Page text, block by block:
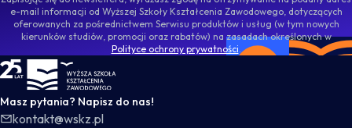
e-mail informacji od Wyższej Szkoły Kształcenia Zawodowego, dotyczących
oferowanych za pośrednictwem Serwisu produktów i usług (w tym nowych
kierunków studiów, promocji oraz rabatów) na zasadach określonych w
Polityce ochrony prywatności.
WSKZ - strona główna
Masz pytania? Napisz do nas!
kontakt@wskz.pl